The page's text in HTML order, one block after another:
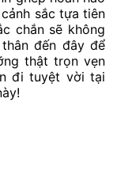
sắc tựa tiên
chắn sẽ không
đến đây để
thật trọn vẹn
đi tuyệt vời tại